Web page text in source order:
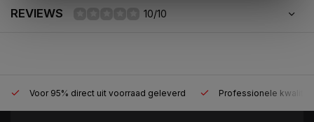
REVIEWS 10/10
Voor 95% direct uit voorraad geleverd Professionele